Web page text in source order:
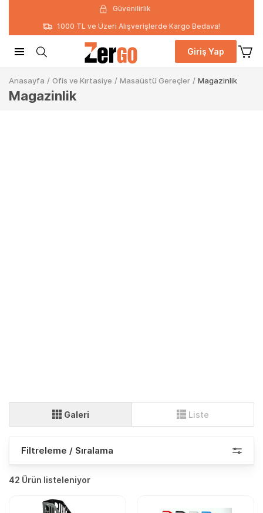
Güvenilirlik
1000 TL ve Üzeri Alışverişlerde Kargo Bedava!
Giriş Yap
Anasayfa / Ofis ve Kırtasiye / Masaüstü Gereçler / Magazinlik
Magazinlik
Galeri Liste
Filtreleme / Sıralama
42 Ürün listeleniyor